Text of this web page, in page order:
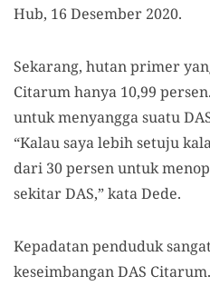
Hub, 16 Desember 2020.
Sekarang, hutan primer
Citarum hanya 10,99
untuk menyangga suatu
“Kalau saya lebih setuju
dari 30 persen untuk
sekitar DAS,” kata Dede.
Kepadatan penduduk
keseimbangan DAS